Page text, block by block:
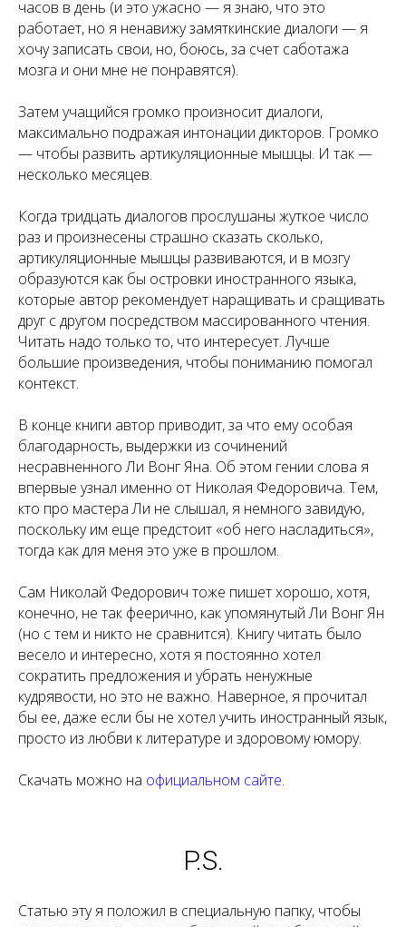
часов в день (и это ужасно — я знаю, что это
работает, но я ненавижу замяткинские диалоги — я
хочу записать свои, но, боюсь, за счет саботажа
мозга и они мне не понравятся).
Затем учащийся громко произносит диалоги,
максимально подражая интонации дикторов. Громко
— чтобы развить артикуляционные мышцы. И так —
несколько месяцев.
Когда тридцать диалогов прослушаны жуткое число
раз и произнесены страшно сказать сколько,
артикуляционные мышцы развиваются, и в мозгу
образуются как бы островки иностранного языка,
которые автор рекомендует наращивать и сращивать
друг с другом посредством массированного чтения.
Читать надо только то, что интересует. Лучше
большие произведения, чтобы пониманию помогал
контекст.
В конце книги автор приводит, за что ему особая
благодарность, выдержки из сочинений
несравненного Ли Вонг Яна. Об этом гении слова я
впервые узнал именно от Николая Федоровича. Тем,
кто про мастера Ли не слышал, я немного завидую,
поскольку им еще предстоит «об него насладиться»,
тогда как для меня это уже в прошлом.
Сам Николай Федорович тоже пишет хорошо, хотя,
конечно, не так феерично, как упомянутый Ли Вонг Ян
(но с тем и никто не сравнится). Книгу читать было
весело и интересно, хотя я постоянно хотел
сократить предложения и убрать ненужные
кудрявости, но это не важно. Наверное, я прочитал
бы ее, даже если бы не хотел учить иностранный язык,
просто из любви к литературе и здоровому юмору.
Скачать можно на официальном сайте.
P.S.
Статью эту я положил в специальную папку, чтобы